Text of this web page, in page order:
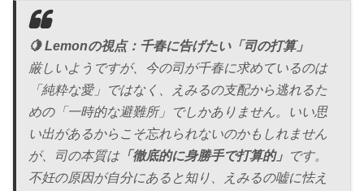
🍋 Lemonの視点：千春に告げたい「司の打算」
厳しいようですが、今の司が千春に求めているのは
「純粋な愛」ではなく、えみるの支配から逃れるた
めの「一時的な避難所」でしかありません。いい思
い出があるからこそ忘れられないのかもしれません
が、司の本質は「徹底的に身勝手で打算的」 です。
不妊の原因が自分にあると知り、えみるの嘘に怯え